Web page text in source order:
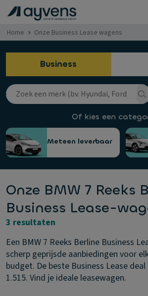
Home Onze Business Lease wagens
Business
Of kies een
Meteen leverbaar
Onze BMW 7 Reeks
Business Lease-
3 resultaten
Een BMW 7 Reeks Berline Business
scherp geprijsde aanbiedingen voor
budget. De beste Business Lease
1.515. Vind je ideale leasewagen.